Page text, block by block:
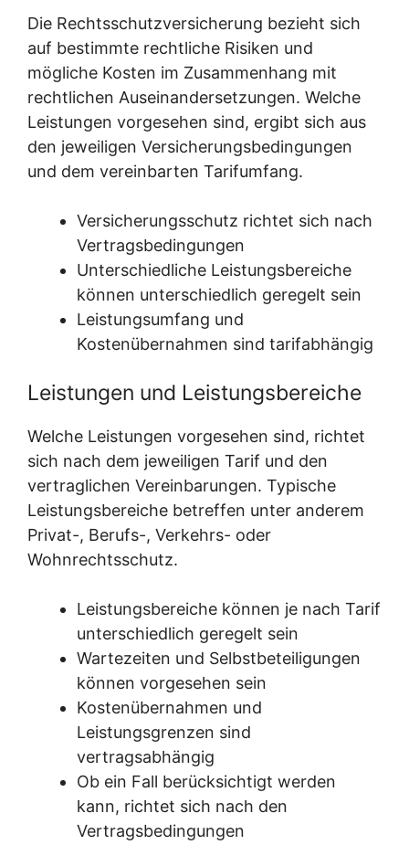
Die Rechtsschutzversicherung bezieht sich
auf bestimmte rechtliche Risiken und
mögliche Kosten im Zusammenhang mit
rechtlichen Auseinandersetzungen. Welche
Leistungen vorgesehen sind, ergibt sich aus
den jeweiligen Versicherungsbedingungen
und dem vereinbarten Tarifumfang.
Versicherungsschutz richtet sich nach
Vertragsbedingungen
Unterschiedliche Leistungsbereiche
können unterschiedlich geregelt sein
Leistungsumfang und
Kostenübernahmen sind tarifabhängig
Leistungen und Leistungsbereiche
Welche Leistungen vorgesehen sind, richtet
sich nach dem jeweiligen Tarif und den
vertraglichen Vereinbarungen. Typische
Leistungsbereiche betreffen unter anderem
Privat-, Berufs-, Verkehrs- oder
Wohnrechtsschutz.
Leistungsbereiche können je nach Tarif
unterschiedlich geregelt sein
Wartezeiten und Selbstbeteiligungen
können vorgesehen sein
Kostenübernahmen und
Leistungsgrenzen sind
vertragsabhängig
Ob ein Fall berücksichtigt werden
kann, richtet sich nach den
Vertragsbedingungen